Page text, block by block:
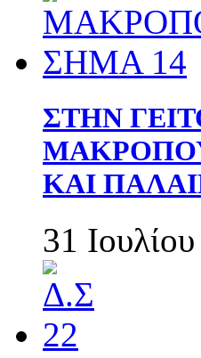
ΣΤΗΝ
ΚΑΙ
31